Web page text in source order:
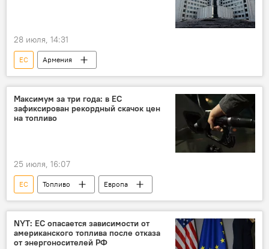
28 июля, 14:31
ЕС Армения
Максимум за три года: в ЕС
зафиксирован рекордный скачок цен
на топливо
25 июля, 16:07
ЕС Топливо Европа
NYT: ЕС опасается зависимости от
американского топлива после отказа
от энергоносителей РФ